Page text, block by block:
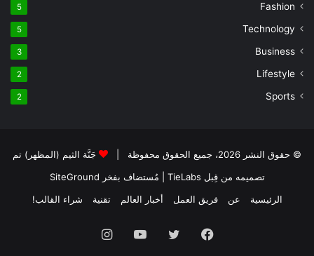
Fashion
5
Technology
5
Business
3
Lifestyle
2
Sports
2
© حقوق النشر 2026، جميع الحقوق محفوظة |
جَنَّة الثيم (المظهر) تم
تصميمه من قِبل TieLabs
| مُستضاف بفخر SiteGround
الرئيسية
عن فريق العمل أخبار العالم تقنية شراء القالب!
فيسبوك تويتر يوتيوب